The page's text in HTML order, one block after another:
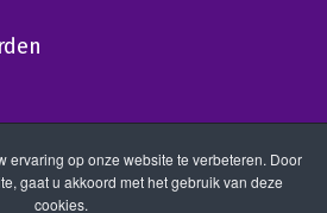
ervaring op onze website te verbeteren. Door
gaat u akkoord met het gebruik van deze
cookies.